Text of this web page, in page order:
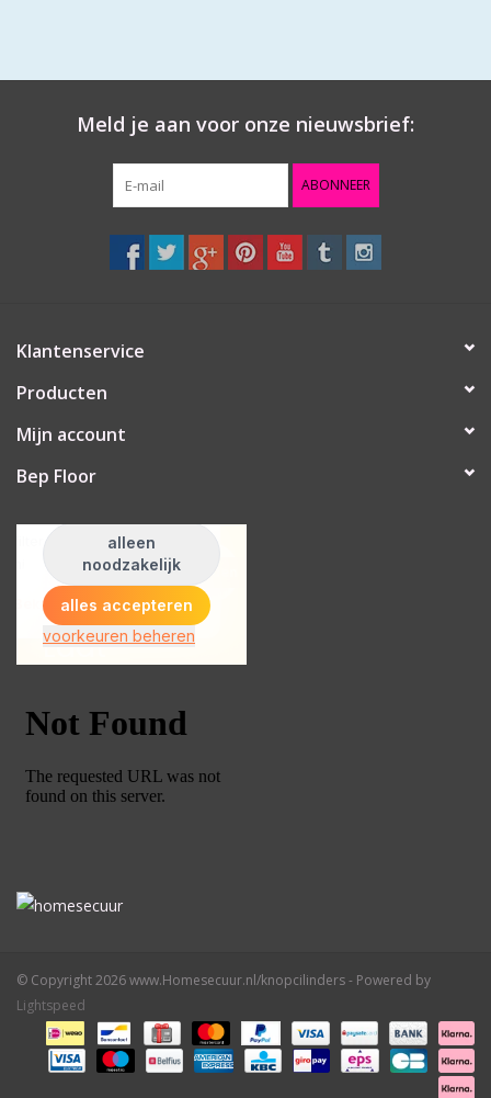
Meld je aan voor onze nieuwsbrief:
ABONNEER
Klantenservice
Producten
Mijn account
Bep Floor
© Copyright 2026 www.Homesecuur.nl/knopcilinders - Powered by
Lightspeed